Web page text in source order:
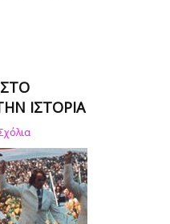
ΙΣΤΟΡΊΑ